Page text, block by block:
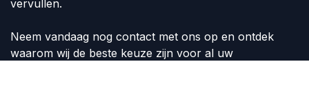
vervullen.
Neem vandaag nog contact met ons op en ontdek
waarom wij de beste keuze zijn voor al uw